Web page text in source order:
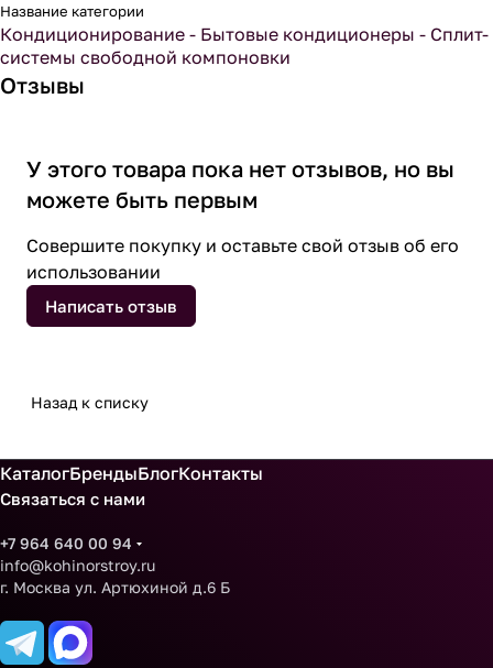
Название категории
Кондиционирование - Бытовые кондиционеры - Сплит-
системы свободной компоновки
Отзывы
У этого товара пока нет отзывов, но вы
можете быть первым
Совершите покупку и оставьте свой отзыв об его
использовании
Написать отзыв
Назад к списку
КаталогБрендыБлогКонтакты
Связаться с нами
+7 964 640 00 94
info@kohinorstroy.ru
г. Москва ул. Артюхиной д.6 Б